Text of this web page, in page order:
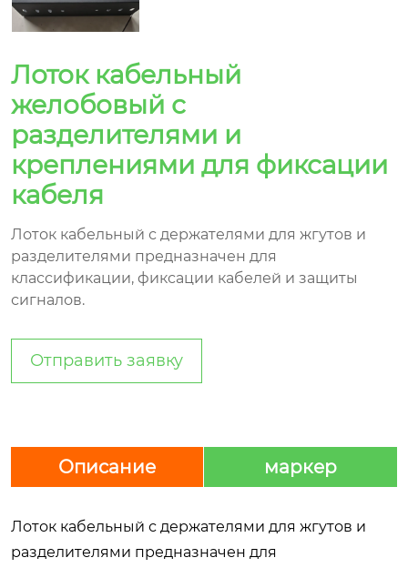
Лоток кабельный
желобовый с
разделителями и
креплениями для фиксации
кабеля
Лоток кабельный с держателями для жгутов и
разделителями предназначен для
классификации, фиксации кабелей и защиты
сигналов.
Отправить заявку
Описание маркер
Лоток кабельный с держателями для жгутов и
разделителями предназначен для